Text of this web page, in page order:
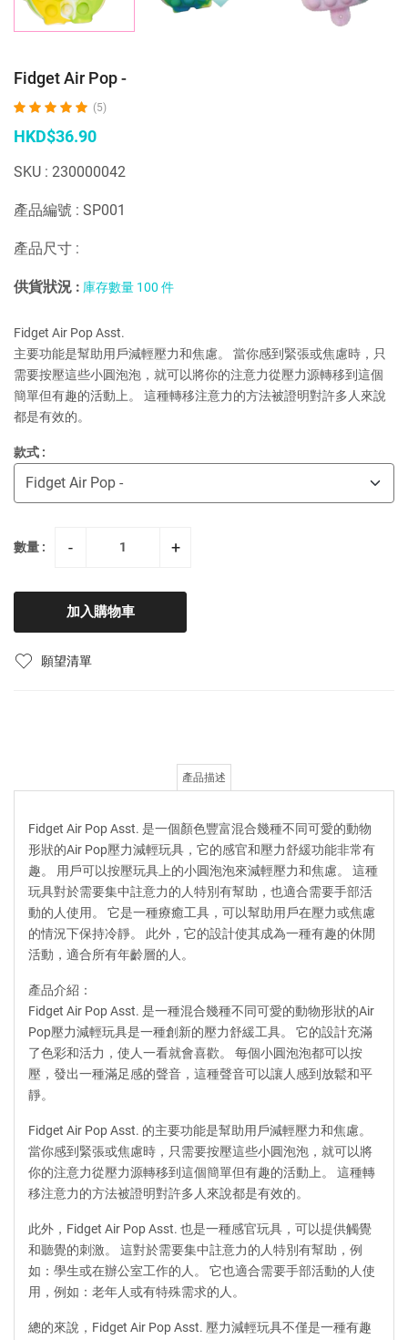
Fidget Air Pop -
(5)
HKD$36.90
SKU : 230000042
產品編號 : SP001
產品尺寸 :
供貨狀況 : 庫存數量 100 件
Fidget Air Pop Asst.
主要功能是幫助用戶減輕壓力和焦慮。 當你感到緊張或焦慮時，只
需要按壓這些小圓泡泡，就可以將你的注意力從壓力源轉移到這個
簡單但有趣的活動上。 這種轉移注意力的方法被證明對許多人來說
都是有效的。
款式 :
數量 : - +
加入購物車
願望清單
產品描述
Fidget Air Pop Asst. 是一個顏色豐富混合幾種不同可愛的動物
形狀的Air Pop壓力減輕玩具，它的感官和壓力舒緩功能非常有
趣。 用戶可以按壓玩具上的小圓泡泡來減輕壓力和焦慮。 這種
玩具對於需要集中註意力的人特別有幫助，也適合需要手部活
動的人使用。 它是一種療癒工具，可以幫助用戶在壓力或焦慮
的情況下保持冷靜。 此外，它的設計使其成為一種有趣的休閒
活動，適合所有年齡層的人。
產品介紹：
Fidget Air Pop Asst. 是一種混合幾種不同可愛的動物形狀的Air
Pop壓力減輕玩具是一種創新的壓力舒緩工具。 它的設計充滿
了色彩和活力，使人一看就會喜歡。 每個小圓泡泡都可以按
壓，發出一種滿足感的聲音，這種聲音可以讓人感到放鬆和平
靜。
Fidget Air Pop Asst. 的主要功能是幫助用戶減輕壓力和焦慮。
當你感到緊張或焦慮時，只需要按壓這些小圓泡泡，就可以將
你的注意力從壓力源轉移到這個簡單但有趣的活動上。 這種轉
移注意力的方法被證明對許多人來說都是有效的。
此外，Fidget Air Pop Asst. 也是一種感官玩具，可以提供觸覺
和聽覺的刺激。 這對於需要集中註意力的人特別有幫助，例
如：學生或在辦公室工作的人。 它也適合需要手部活動的人使
用，例如：老年人或有特殊需求的人。
總的來說，Fidget Air Pop Asst. 壓力減輕玩具不僅是一種有趣